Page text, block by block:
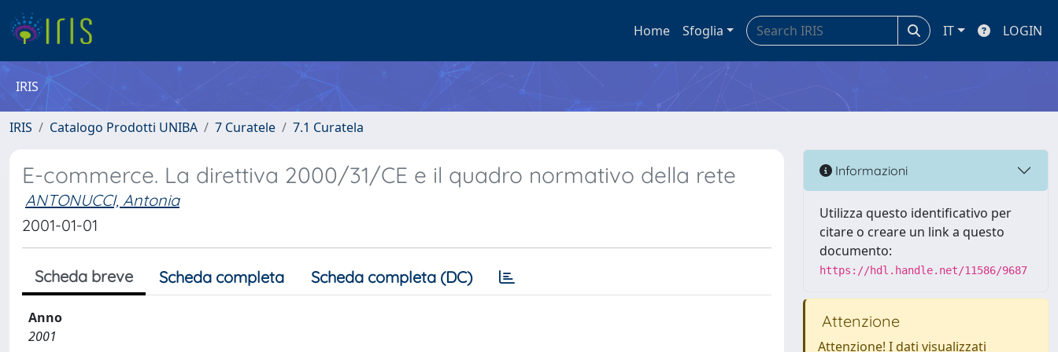
Home Sfoglia IT LOGIN
IRIS
IRIS Catalogo Prodotti UNIBA 7 Curatele 7.1 Curatela
E-commerce. La direttiva 2000/31/CE e il quadro normativo della rete
ANTONUCCI, Antonia
2001-01-01
Scheda breve Scheda completa Scheda completa (DC)
Anno
2001
Informazioni
Utilizza questo identificativo per
citare o creare un link a questo
documento:
https://hdl.handle.net/11586/9687
Attenzione
Attenzione! I dati visualizzati